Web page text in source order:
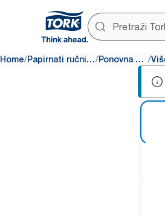
Home/ Papirnati ručnici za ruke/ Ponovna punjenja /